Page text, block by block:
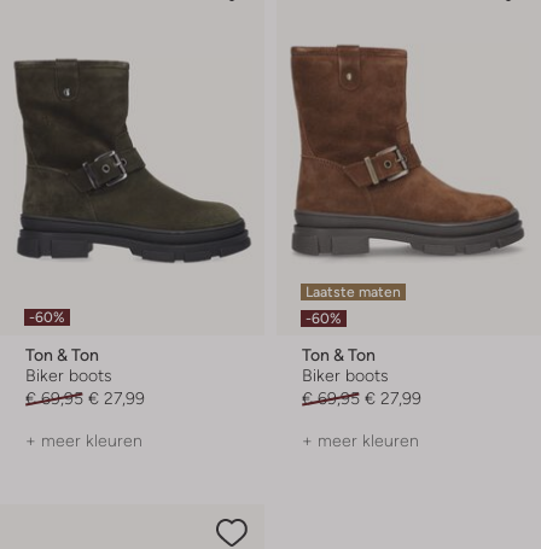
-60%
Ton & Ton
Biker boots
€ 69,95 € 27,99
+ meer kleuren
Laatste maten
-60%
Ton & Ton
Biker boots
€ 69,95 € 27,99
+ meer kleuren